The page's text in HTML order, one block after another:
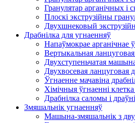
Гранулятар арганічных і
Плоскі экструзійны
Двухшнековый
Драбнілка для угнаенняў
Напаўмокрае арганічнае
Вертыкальная
Двухступеньчатая
Двухвосевая ланцуговая
Ўгнаенне мачавіна
Хімічныя ўгнаенні
Драбнілка саломы і
Змяшальнік угнаенняў
Машына-змяшальнік з